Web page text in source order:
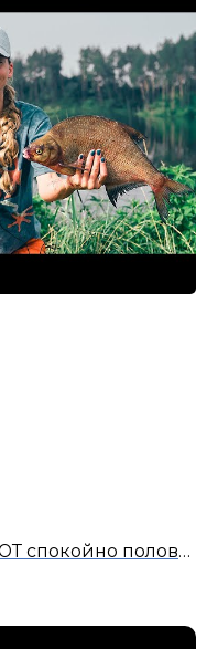
Огромные ЛЕЩИ не ДАЮТ спокойно половить рыбу!!! ПОКЛЁВКИ КРУПНЫМ ПЛАНОМ!!! Рыбалка ЛЕТО 2021!!!